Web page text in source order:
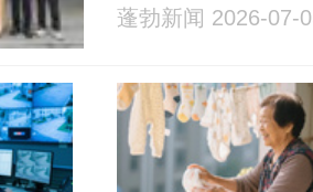
蓬勃新闻 2026-07-